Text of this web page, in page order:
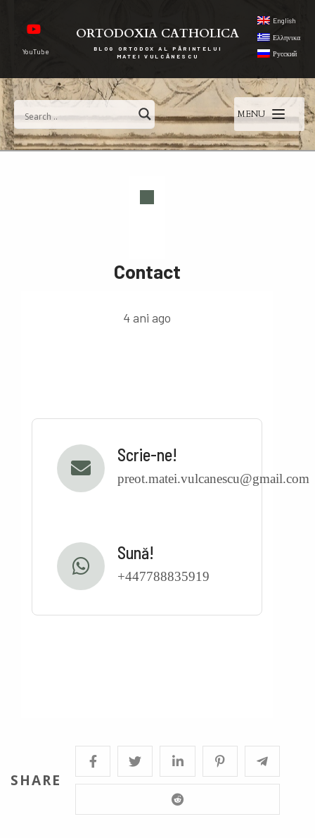
YouTube
ORTODOXIA CATHOLICA
BLOG ORTODOX AL PĂRINTELUI
MATEI VULCĂNESCU
English
Ελληνικα
Русский
MENU
Contact
4 ani ago
Scrie-ne!
preot.matei.vulcanescu@gmail.com
Sună!
+447788835919
SHARE